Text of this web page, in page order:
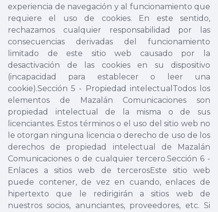
experiencia de navegación y al funcionamiento que
requiere el uso de cookies. En este sentido,
rechazamos cualquier responsabilidad por las
consecuencias derivadas del funcionamiento
limitado de este sitio web causado por la
desactivación de las cookies en su dispositivo
(incapacidad para establecer o leer una
cookie).Sección 5 - Propiedad intelectualTodos los
elementos de Mazalán Comunicaciones son
propiedad intelectual de la misma o de sus
licenciantes. Estos términos o el uso del sitio web no
le otorgan ninguna licencia o derecho de uso de los
derechos de propiedad intelectual de Mazalán
Comunicaciones o de cualquier tercero.Sección 6 -
Enlaces a sitios web de tercerosEste sitio web
puede contener, de vez en cuando, enlaces de
hipertexto que le redirigirán a sitios web de
nuestros socios, anunciantes, proveedores, etc. Si